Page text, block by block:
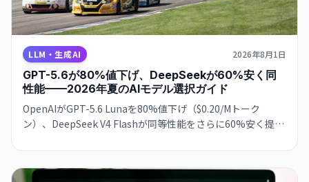
LLM・生成AI 2026年8月1日
GPT-5.6が80%値下げ、DeepSeekが60%安く同
性能——2026年夏のAIモデル選択ガイド
OpenAIがGPT-5.6 Lunaを80%値下げ（$0.20/Mトーク
ン）、DeepSeek V4 Flashが同等性能をさらに60%安く提供
削減できるモデル選択の実践ガイド。